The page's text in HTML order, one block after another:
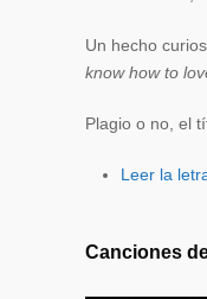
Un hecho
know how to
Plagio o no, el
Leer la
Canciones